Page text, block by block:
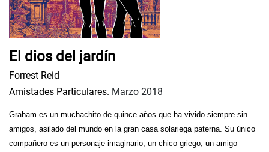
El dios del jardín
Forrest Reid
Amistades Particulares. Marzo 2018
Graham es un muchachito de quince años que ha vivido siempre sin
amigos, asilado del mundo en la gran casa solariega paterna. Su único
compañero es un personaje imaginario, un chico griego, un amigo